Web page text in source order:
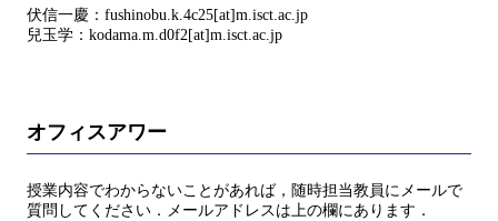
伏信一慶：fushinobu.k.4c25[at]m.isct.ac.jp
兒玉学：kodama.m.d0f2[at]m.isct.ac.jp
オフィスアワー
授業内容でわからないことがあれば，随時担当教員にメールで
質問してください．メールアドレスは上の欄にあります．